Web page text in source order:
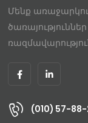
Մենք
(010) 57-